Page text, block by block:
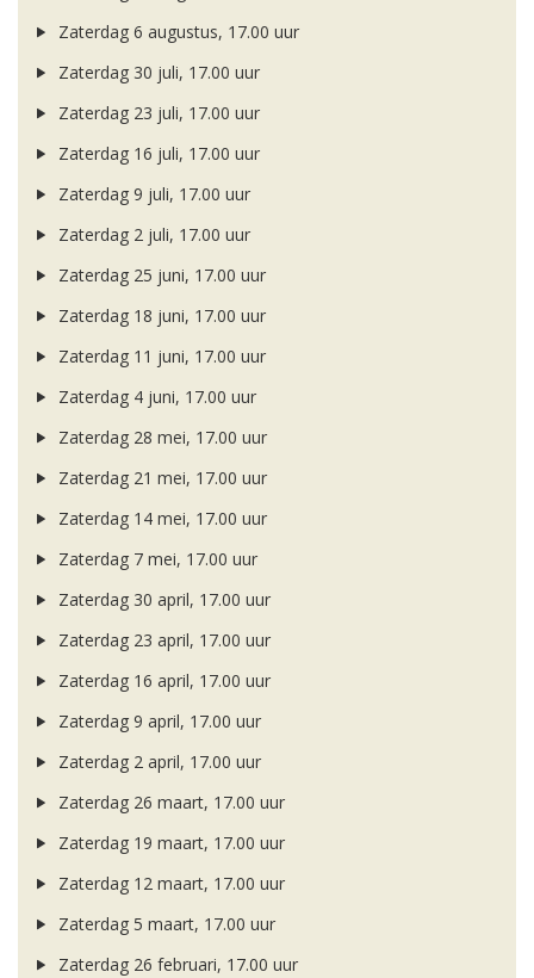
Zaterdag 6 augustus, 17.00 uur
Zaterdag 30 juli, 17.00 uur
Zaterdag 23 juli, 17.00 uur
Zaterdag 16 juli, 17.00 uur
Zaterdag 9 juli, 17.00 uur
Zaterdag 2 juli, 17.00 uur
Zaterdag 25 juni, 17.00 uur
Zaterdag 18 juni, 17.00 uur
Zaterdag 11 juni, 17.00 uur
Zaterdag 4 juni, 17.00 uur
Zaterdag 28 mei, 17.00 uur
Zaterdag 21 mei, 17.00 uur
Zaterdag 14 mei, 17.00 uur
Zaterdag 7 mei, 17.00 uur
Zaterdag 30 april, 17.00 uur
Zaterdag 23 april, 17.00 uur
Zaterdag 16 april, 17.00 uur
Zaterdag 9 april, 17.00 uur
Zaterdag 2 april, 17.00 uur
Zaterdag 26 maart, 17.00 uur
Zaterdag 19 maart, 17.00 uur
Zaterdag 12 maart, 17.00 uur
Zaterdag 5 maart, 17.00 uur
Zaterdag 26 februari, 17.00 uur